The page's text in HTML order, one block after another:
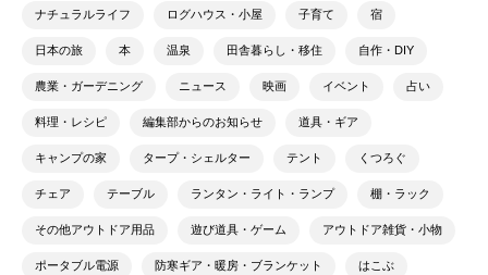
ナチュラルライフ ログハウス・小屋 子育て 宿
日本の旅 本 温泉 田舎暮らし・移住 自作・DIY
農業・ガーデニング ニュース 映画 イベント 占い
料理・レシピ 編集部からのお知らせ 道具・ギア
キャンプの家 タープ・シェルター テント くつろぐ
チェア テーブル ランタン・ライト・ランプ 棚・ラック
その他アウトドア用品 遊び道具・ゲーム アウトドア雑貨・小物
ポータブル電源 防寒ギア・暖房・ブランケット はこぶ